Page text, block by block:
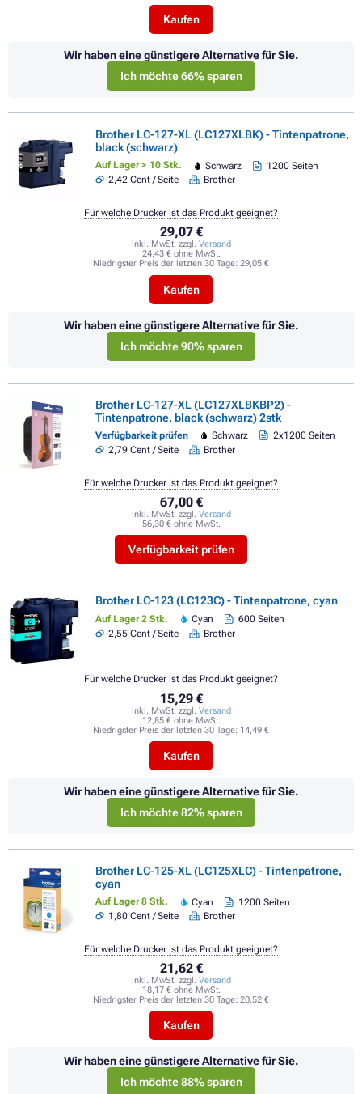
Kaufen
Wir haben eine günstigere Alternative für Sie.
Ich möchte 66% sparen
Brother LC-127-XL (LC127XLBK) - Tintenpatrone,
black (schwarz)
Auf Lager > 10 Stk. Schwarz
1200 Seiten
2,42 Cent / Seite
Brother
29,07 €
inkl. MwSt. zzgl. Versand
24,43 € ohne MwSt.
Niedrigster Preis der letzten 30 Tage: 29,05 €
Kaufen
Für welche Drucker ist das Produkt geeignet?
Wir haben eine günstigere Alternative für Sie.
Ich möchte 90% sparen
Brother LC-127-XL (LC127XLBKBP2) -
Tintenpatrone, black (schwarz) 2stk
Verfügbarkeit prüfen Schwarz
2x1200 Seiten
2,79 Cent / Seite
Brother
67,00 €
inkl. MwSt. zzgl. Versand
56,30 € ohne MwSt.
Verfügbarkeit prüfen
Für welche Drucker ist das Produkt geeignet?
Brother LC-123 (LC123C) - Tintenpatrone, cyan
Auf Lager 2 Stk. Cyan
600 Seiten
2,55 Cent / Seite
Brother
15,29 €
inkl. MwSt. zzgl. Versand
12,85 € ohne MwSt.
Niedrigster Preis der letzten 30 Tage: 14,49 €
Kaufen
Für welche Drucker ist das Produkt geeignet?
Wir haben eine günstigere Alternative für Sie.
Ich möchte 82% sparen
Brother LC-125-XL (LC125XLC) - Tintenpatrone,
cyan
Auf Lager 8 Stk. Cyan
1200 Seiten
1,80 Cent / Seite
Brother
21,62 €
inkl. MwSt. zzgl. Versand
18,17 € ohne MwSt.
Niedrigster Preis der letzten 30 Tage: 20,52 €
Kaufen
Für welche Drucker ist das Produkt geeignet?
Wir haben eine günstigere Alternative für Sie.
Ich möchte 88% sparen